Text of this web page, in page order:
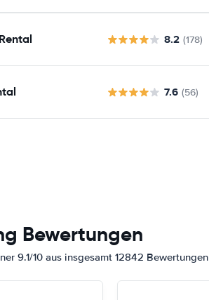
8.2 (178)
7.6 (56)
Bewertungen
9.1/10 aus insgesamt 12842 Bewertungen